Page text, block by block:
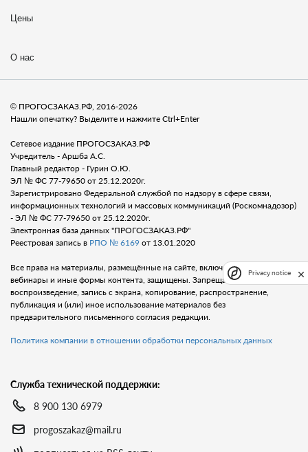
Цены
О нас
© ПРОГОСЗАКАЗ.РФ, 2016-2026
Нашли опечатку? Выделите и нажмите Ctrl+Enter
Сетевое издание ПРОГОСЗАКАЗ.РФ
Учредитель - Аршба А.С.
Главный редактор - Гурин О.Ю.
ЭЛ № ФС 77-79650 от 25.12.2020г.
Зарегистрировано Федеральной службой по надзору в сфере связи,
информационных технологий и массовых коммуникаций (Роскомнадозор)
- ЭЛ № ФС 77-79650 от 25.12.2020г.
Электронная база данных "ПРОГОСЗАКАЗ.РФ"
Реестровая запись в РПО № 6169 от 13.01.2020
Все права на материалы, размещённые на сайте, включая тексты, видео,
вебинары и иные формы контента, защищены. Запрещается любое
воспроизведение, запись с экрана, копирование, распространение,
публикация и (или) иное использование материалов без
предварительного письменного согласия редакции.
Политика компании в отношении обработки персональных данных
Служба технической поддержки:
8 900 130 6979
progoszakaz@mail.ru
Privacy notice